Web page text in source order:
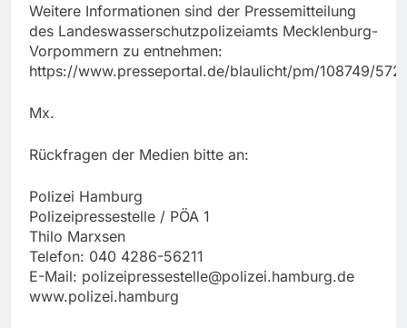
Weitere Informationen sind der Pressemitteilung
des Landeswasserschutzpolizeiamts Mecklenburg-
Vorpommern zu entnehmen:
https://www.presseportal.de/blaulicht/pm/108749/
Mx.
Rückfragen der Medien bitte an:
Polizei Hamburg
Polizeipressestelle / PÖA 1
Thilo Marxsen
Telefon: 040 4286-56211
E-Mail: polizeipressestelle@polizei.hamburg.de
www.polizei.hamburg